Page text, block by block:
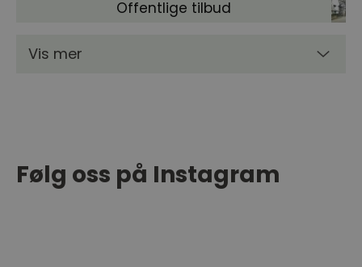
Offentlige tilbud
Vis mer
Følg oss på Instagram